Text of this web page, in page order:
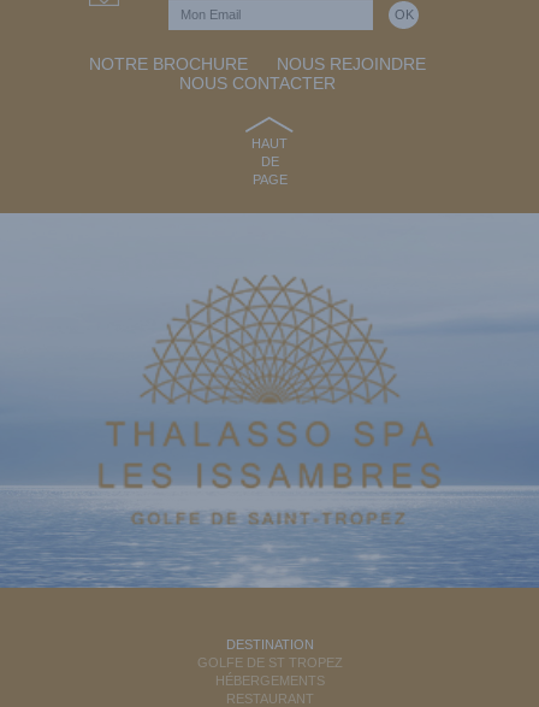
NOTRE BROCHURE
NOUS REJOINDRE
NOUS CONTACTER
HAUT
DE
PAGE
DESTINATION
GOLFE DE ST TROPEZ
HÉBERGEMENTS
RESTAURANT